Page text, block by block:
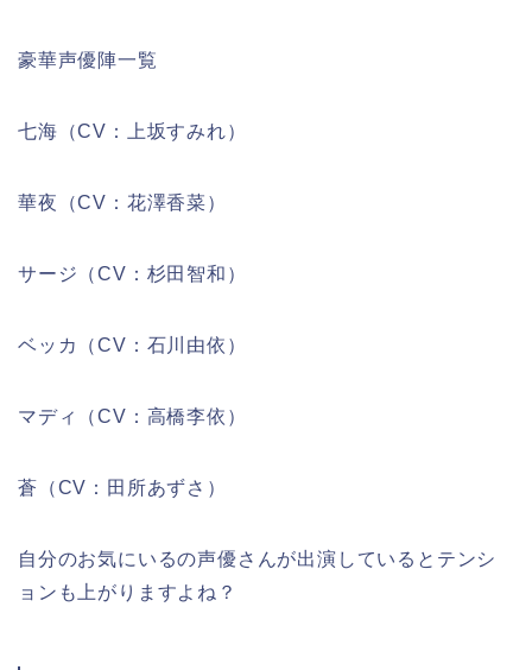
豪華声優陣一覧
七海（CV：上坂すみれ）
華夜（CV：花澤香菜）
サージ（CV：杉田智和）
ベッカ（CV：石川由依）
マディ（CV：高橋李依）
蒼（CV：田所あずさ）
自分のお気にいるの声優さんが出演しているとテンシ
ョンも上がりますよね？